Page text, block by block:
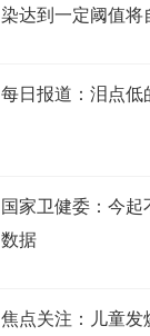
染达到一定阈值将
每日报道：泪点低
国家卫健委：今
数据
焦点关注：儿童发